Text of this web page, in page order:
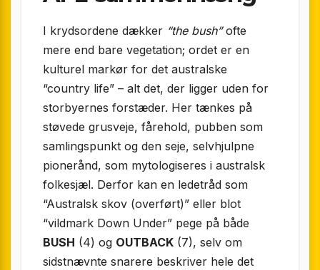
I krydsordene dækker “the bush”ofte
mere end bare vegetation; ordet er en
kulturel markør for det australske
“country life” – alt det, der ligger uden for
storbyernes forstæder. Her tænkes på
støvede grusveje, fårehold, pubben som
samlingspunkt og den seje, selvhjulpne
pionerånd, som mytologiseres i australsk
folkesjæl. Derfor kan en ledetråd som
“Australsk skov (overført)” eller blot
“vildmark Down Under” pege på både
BUSH (4) og OUTBACK (7), selv om
sidstnævnte snarere beskriver hele det